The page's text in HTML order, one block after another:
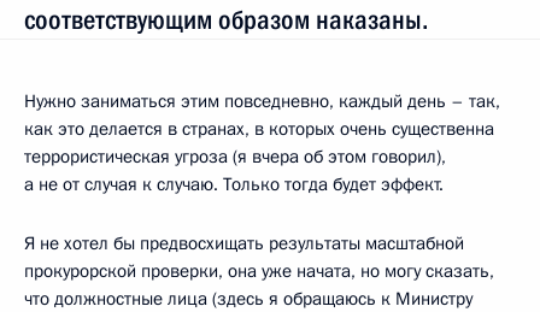
соответствующим образом наказаны.
Нужно заниматься этим повседневно, каждый день – так,
как это делается в странах, в которых очень существенна
террористическая угроза (я вчера об этом говорил),
а не от случая к случаю. Только тогда будет эффект.
Я не хотел бы предвосхищать результаты масштабной
прокурорской проверки, она уже начата, но могу сказать,
что должностные лица (здесь я обращаюсь к Министру